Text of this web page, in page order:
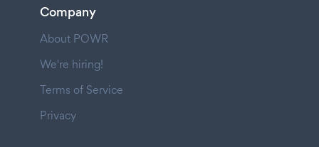
Company
About POWR
We're hiring!
Terms of Service
Privacy